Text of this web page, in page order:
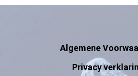
Algemene
Privacy